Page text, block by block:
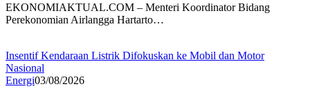
EKONOMIAKTUAL.COM – Menteri Koordinator Bidang
Perekonomian Airlangga Hartarto…
Insentif Kendaraan Listrik Difokuskan ke Mobil dan Motor
Nasional
Energi03/08/2026